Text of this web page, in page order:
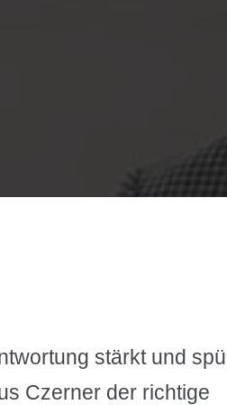
stärkt und
Czerner der richtige